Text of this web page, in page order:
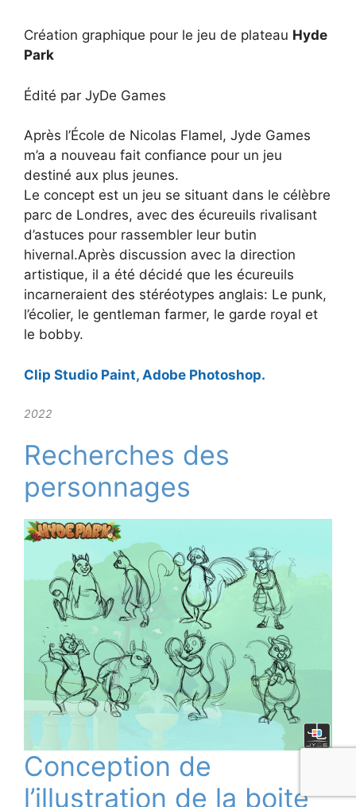
Création graphique pour le jeu de plateau Hyde
Park
Édité par JyDe Games
Après l’École de Nicolas Flamel, Jyde Games
m’a a nouveau fait confiance pour un jeu
destiné aux plus jeunes.
Le concept est un jeu se situant dans le célèbre
parc de Londres, avec des écureuils rivalisant
d’astuces pour rassembler leur butin
hivernal.Après discussion avec la direction
artistique, il a été décidé que les écureuils
incarneraient des stéréotypes anglais: Le punk,
l’écolier, le gentleman farmer, le garde royal et
le bobby.
Clip Studio Paint, Adobe Photoshop.
2022
Recherches des
personnages
Conception de
l’illustration de la boite